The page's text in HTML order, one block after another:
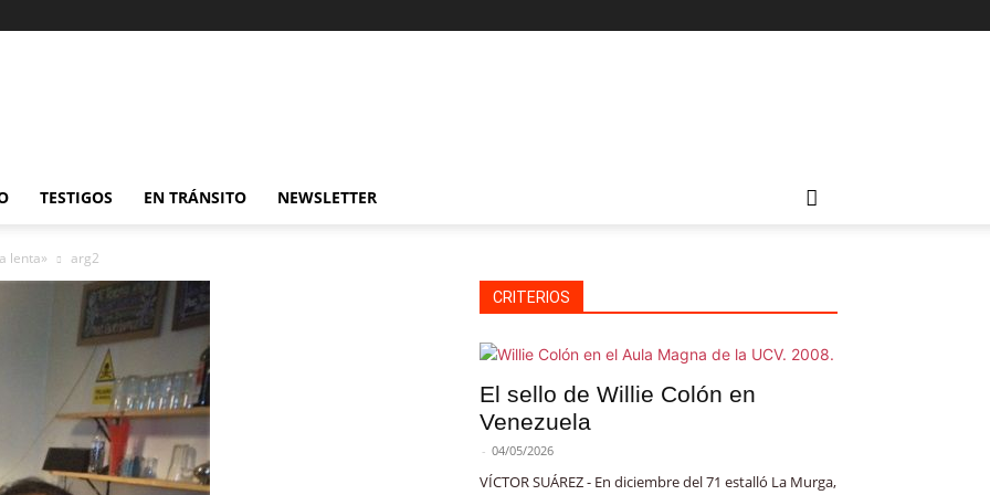
TESTIGOS EN TRÁNSITO NEWSLETTER
lenta» arg2
CRITERIOS
El sello de Willie Colón en
Venezuela
- 04/05/2026
VÍCTOR SUÁREZ - En diciembre del 71 estalló La Murga,